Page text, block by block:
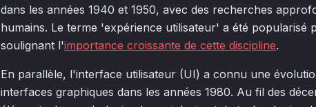
dans les années 1940 et 1950, avec des recherches
humains. Le terme 'expérience utilisateur' a été popularisé
soulignant l'importance croissante de cette discipline.
En parallèle, l'interface utilisateur (UI) a connu une
interfaces graphiques dans les années 1980. Au fil des